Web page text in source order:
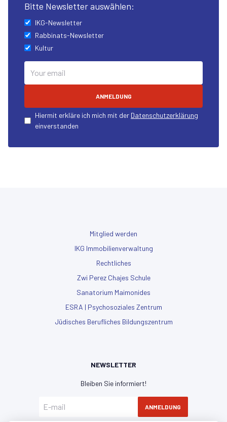
Bitte Newsletter auswählen:
IKG-Newsletter
Rabbinats-Newsletter
Kultur
ANMELDUNG
Hiermit erkläre ich mich mit der Datenschutzerklärung
einverstanden
Mitglied werden
IKG Immobilienverwaltung
Rechtliches
Zwi Perez Chajes Schule
Sanatorium Maimonides
ESRA | Psychosoziales Zentrum
Jüdisches Berufliches Bildungszentrum
NEWSLETTER
Bleiben Sie informiert!
ANMELDUNG